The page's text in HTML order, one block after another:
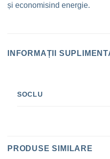
și economisind energie.
INFORMAȚII
SOCLU
PRODUSE SIMILARE